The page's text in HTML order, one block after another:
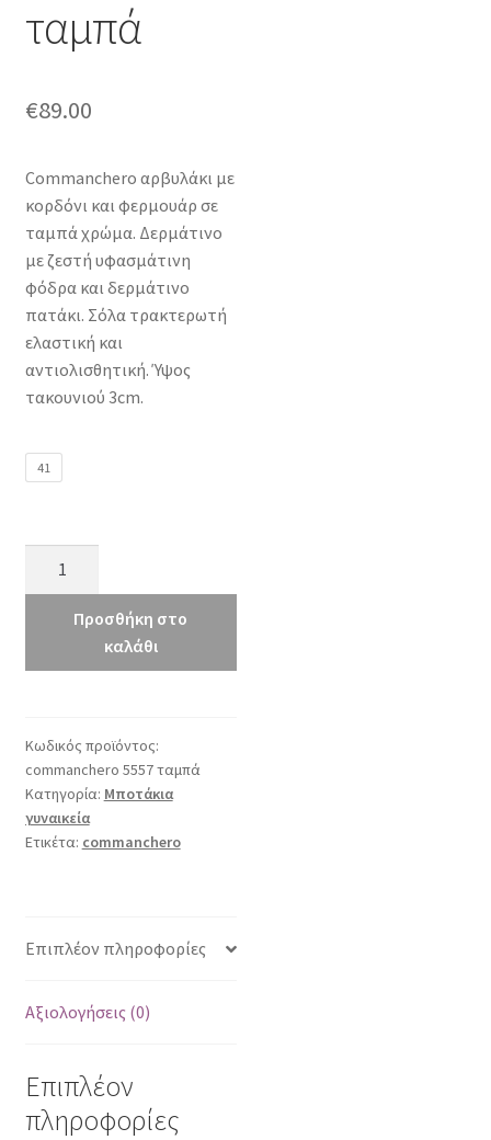
ταμπά
€89.00
Commanchero αρβυλάκι με
κορδόνι και φερμουάρ σε
ταμπά χρώμα. Δερμάτινο
με ζεστή υφασμάτινη
φόδρα και δερμάτινο
πατάκι. Σόλα τρακτερωτή
ελαστική και
αντιολισθητική. Ύψος
τακουνιού 3cm.
41
ταμπάΠροσθήκη στο
καλάθι
Κωδικός προϊόντος:
commanchero 5557 ταμπά
Κατηγορία: Μποτάκια
γυναικεία
Ετικέτα: commanchero
Επιπλέον πληροφορίες
Αξιολογήσεις (0)
Επιπλέον
πληροφορίες